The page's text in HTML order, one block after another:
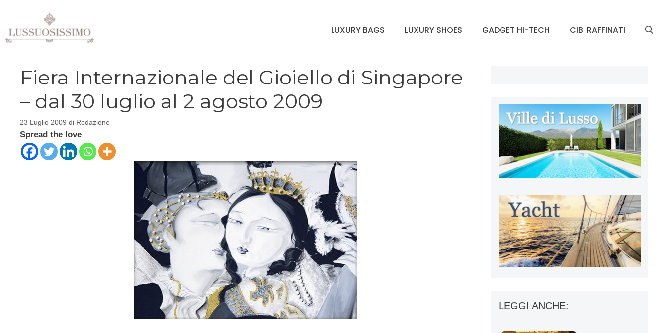
contenuto
LUXURY BAGS LUXURY SHOES GADGET HI-TECH CIBI RAFFINATI
Fiera Internazionale del Gioiello di Singapore
– dal 30 luglio al 2 agosto 2009
23 Luglio 2009 di Redazione
Spread the love
LEGGI ANCHE: